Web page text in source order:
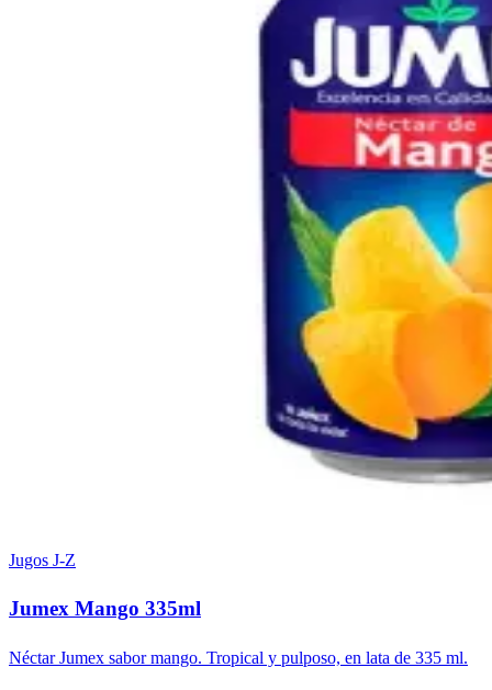
Jugos J-Z
Jumex Mango 335ml
Néctar Jumex sabor mango. Tropical y pulposo, en lata de 335 ml.